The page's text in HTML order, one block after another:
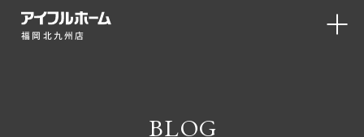
福岡北九州店
BLOG